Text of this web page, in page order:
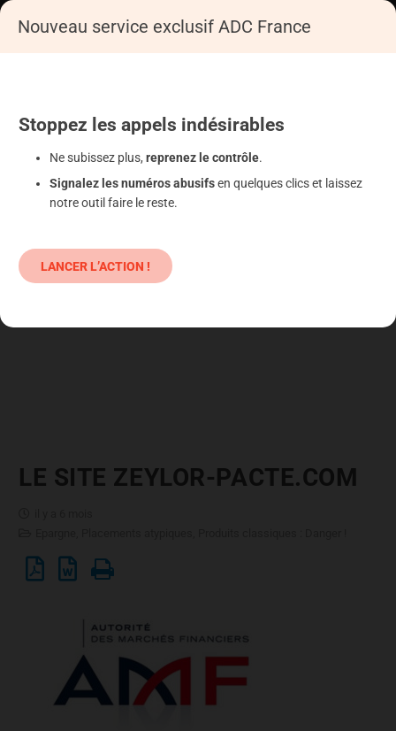
LE SITE ZEYLOR-PACTE.COM
Nouveau service exclusif ADC France
Stoppez les appels indésirables
Ne subissez plus, reprenez le contrôle.
Signalez les numéros abusifsen quelques clics et laissez
notre outil faire le reste.
LANCER L’ACTION !